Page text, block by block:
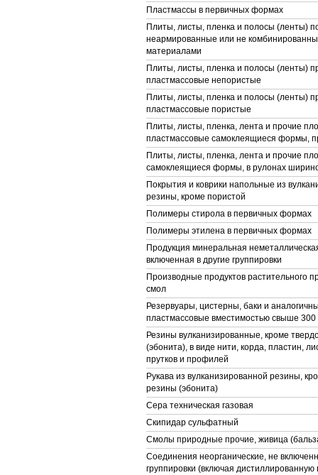
Пластмассы в первичных формах
Плиты, листы, пленка и полосы (ленты)
неармированные или не
материалами
Плиты, листы, пленка и полосы (ленты)
пластмассовые непористые
Плиты, листы, пленка и полосы (ленты)
пластмассовые пористые
Плиты, листы, пленка, лента и прочие
пластмассовые самоклеящиеся формы,
Плиты, листы, пленка, лента и прочие
самоклеящиеся формы, в рулонах
Покрытия и коврики напольные из
резины, кроме пористой
Полимеры стирола в первичных формах
Полимеры этилена в первичных формах
Продукция минеральная
включенная в другие группировки
Производные продуктов растительного
смол
Резервуары, цистерны, баки и
пластмассовые вместимостью свыше 300
Резины вулканизированные, кроме
(эбонита), в виде нити, корда, пластин,
прутков и профилей
Рукава из вулканизированной резины,
резины (эбонита)
Сера техническая газовая
Скипидар сульфатный
Смолы природные прочие, живица
Соединения неорганические, не
группировки (включая